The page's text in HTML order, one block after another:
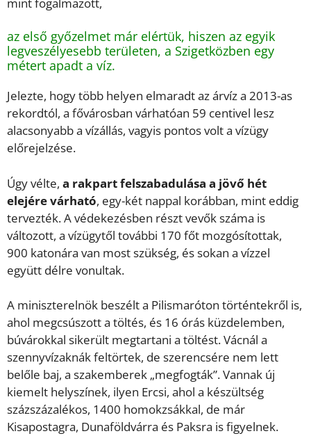
az első győzelmet már elértük, hiszen az egyik
legveszélyesebb területen, a Szigetközben egy
métert apadt a víz.
Jelezte, hogy több helyen elmaradt az árvíz a 2013-as
rekordtól, a fővárosban várhatóan 59 centivel lesz
alacsonyabb a vízállás, vagyis pontos volt a vízügy
előrejelzése.
Úgy vélte, a rakpart felszabadulása a jövő hét
elejére várható, egy-két nappal korábban, mint eddig
tervezték. A védekezésben részt vevők száma is
változott, a vízügytől további 170 főt mozgósítottak,
900 katonára van most szükség, és sokan a vízzel
együtt délre vonultak.
A miniszterelnök beszélt a Pilismaróton történtekről is,
ahol megcsúszott a töltés, és 16 órás küzdelemben,
búvárokkal sikerült megtartani a töltést. Vácnál a
szennyvízaknák feltörtek, de szerencsére nem lett
belőle baj, a szakemberek „megfogták”. Vannak új
kiemelt helyszínek, ilyen Ercsi, ahol a készültség
százszázalékos, 1400 homokzsákkal, de már
Kisapostagra, Dunaföldvárra és Paksra is figyelnek.